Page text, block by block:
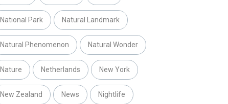
National Park Natural Landmark
Natural Phenomenon Natural Wonder
Nature Netherlands New York
New Zealand News Nightlife